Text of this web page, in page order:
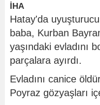
İHA
Hatay'da
baba, Kurban
yaşındaki evladını
parçalara ayırdı.
Evladını canice
Poyraz gözyaşları